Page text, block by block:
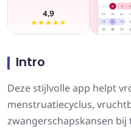
Intro
Deze stijlvolle app helpt
menstruatiecyclus,
zwangerschapskansen